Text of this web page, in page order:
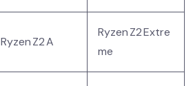
Ryzen Z2 A
Ryzen Z2 Extre
me